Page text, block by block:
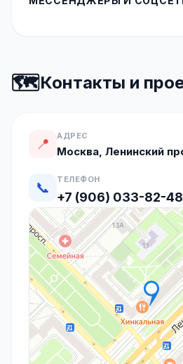
🗺️Контакты и
📍 АДРЕС
Москва, Ленинский
📞 ТЕЛЕФОН
+7 (906) 033-82-48